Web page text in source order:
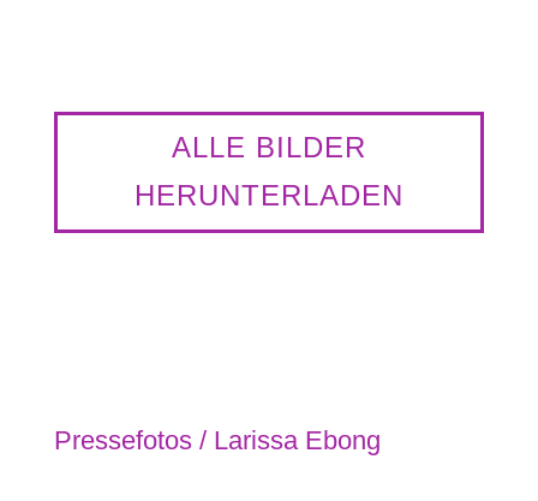
ALLE BILDER
HERUNTERLADEN
Pressefotos / Larissa Ebong